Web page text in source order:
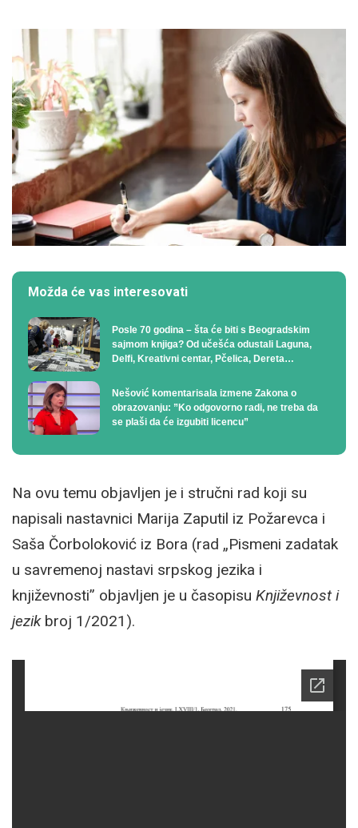
Možda će vas interesovati
Posle 70 godina – šta će biti s Beogradskim
sajmom knjiga? Od učešća odustali Laguna,
Delfi, Kreativni centar, Pčelica, Dereta…
Nešović komentarisala izmene Zakona o
obrazovanju: ”Ko odgovorno radi, ne treba da
se plaši da će izgubiti licencu”
Na ovu temu objavljen je i stručni rad koji su
napisali nastavnici Marija Zaputil iz Požarevca i
Saša Čorboloković iz Bora (rad „Pismeni zadatak
u savremenoj nastavi srpskog jezika i
književnosti” objavljen je u časopisu Književnost i
jezik broj 1/2021).